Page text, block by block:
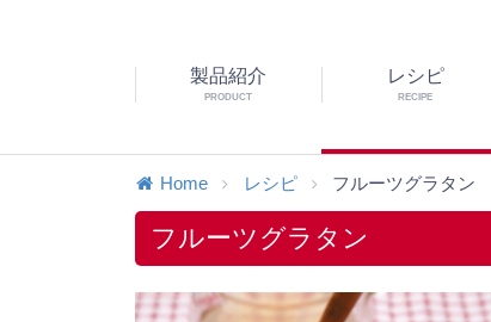
製品紹介
PRODUCT
レシピ
RECIPE
Home レシピ フルーツグラタン
フルーツグラタン